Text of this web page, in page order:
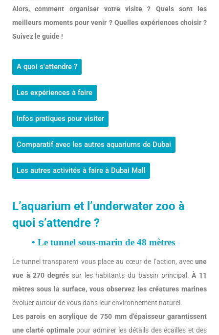
Alors, comment organiser votre visite ? Quels sont les
meilleurs moments pour venir ? Quelles expériences choisir ?
Suivez le guide !
A quoi s'attendre ?
Les expériences à faire
Infos pratiques pour visiter
Comparatif avec les autres aquariums de Dubai
Les autres activités à faire à Dubai Mall
L’aquarium et l’underwater zoo à
quoi s’attendre ?
• Le tunnel sous-marin de 48 mètres
Le tunnel transparent vous place au cœur de l’action, avec une
vue à 270 degrés sur les habitants du bassin principal.À 11
mètres sous la surface, vous observez les créatures marines
évoluer autour de vous dans leur environnement naturel.
Les parois en acrylique de 750 mm d’épaisseur garantissent
une clarté optimalepour admirer les détails des écailles et des